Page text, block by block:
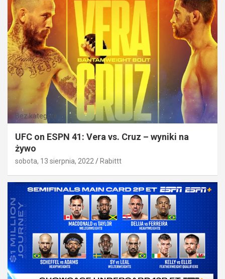
Bez kategorii
UFC on ESPN 41: Vera vs. Cruz – wyniki na
żywo
sobota, 13 sierpnia, 2022 Rabittt